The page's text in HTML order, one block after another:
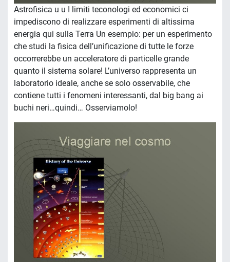
Astrofisica u u I limiti teconologi ed economici ci
impediscono di realizzare esperimenti di altissima
energia qui sulla Terra Un esempio: per un esperimento
che studi la fisica dell’unificazione di tutte le forze
occorrerebbe un acceleratore di particelle grande
quanto il sistema solare! L’universo rappresenta un
laboratorio ideale, anche se solo osservabile, che
contiene tutti i fenomeni interessanti, dal big bang ai
buchi neri…quindi… Osserviamolo!